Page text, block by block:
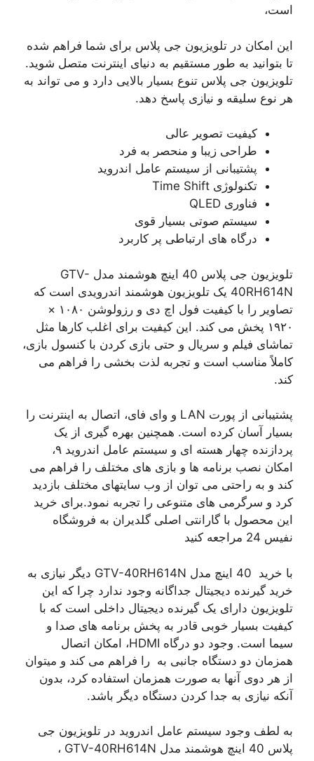
است،
این امکان در تلویزیون جی پلاس برای شما فراهم شده
تا بتوانید به طور مستقیم به دنیای اینترنت متصل شوید.
تلویزیون جی پلاس تنوع بسیار بالایی دارد و می تواند به
هر نوع سلیقه و نیازی پاسخ دهد.
کیفیت تصویر عالی
طراحی زیبا و منحصر به فرد
پشتیبانی از سیستم عامل اندروید
تکنولوژی Time Shift
فناوری QLED
سیستم صوتی بسیار قوی
درگاه های ارتباطی‌ پر کاربرد
تلویزیون جی پلاس 40 اینچ هوشمند مدل GTV-
40RH614N یک تلویزیون هوشمند اندرویدی است که
تصاویر را با کیفیت فول اچ دی و رزولوشن ۱۰۸۰ ×
۱۹۲۰ پخش می کند. این کیفیت برای اغلب کارها مثل
تماشای فیلم و سریال و حتی بازی کردن با کنسول بازی،
کاملاً مناسب است و تجربه لذت بخشی را فراهم می
کند.
پشتیبانی از پورت LAN و وای فای، اتصال به اینترنت را
بسیار آسان کرده است. همچنین بهره گیری از یک
پردازنده چهار هسته ای و سیستم عامل اندروید ۹،
امکان نصب برنامه ها و بازی های مختلف را فراهم می
کند و به راحتی می توان از وب سایتهای مختلف بازدید
کرد و سرگرمی های متنوعی را تجربه نمود.برای خرید
این محصول با گارانتی اصلی گلدیران به فروشگاه
نفیس 24 مراجعه کنید
با خرید 40 اینچ مدل GTV-40RH614N دیگر نیازی به
خرید گیرنده دیجیتال جداگانه وجود ندارد چرا که این
تلویزیون دارای یک گیرنده دیجیتال داخلی است که با
کیفیت بسیار خوبی قادر به پخش برنامه های صدا و
سیما است. وجود دو درگاه HDMI، امکان اتصال
همزمان دو دستگاه جانبی به را فراهم می کند و میتوان
از هر دوی آنها به صورت همزمان استفاده کرد، بدون
آنکه نیازی به جدا کردن دستگاه دیگر باشد.
به لطف وجود سیستم عامل اندروید در تلویزیون جی
پلاس 40 اینچ هوشمند مدل GTV-40RH614N ،